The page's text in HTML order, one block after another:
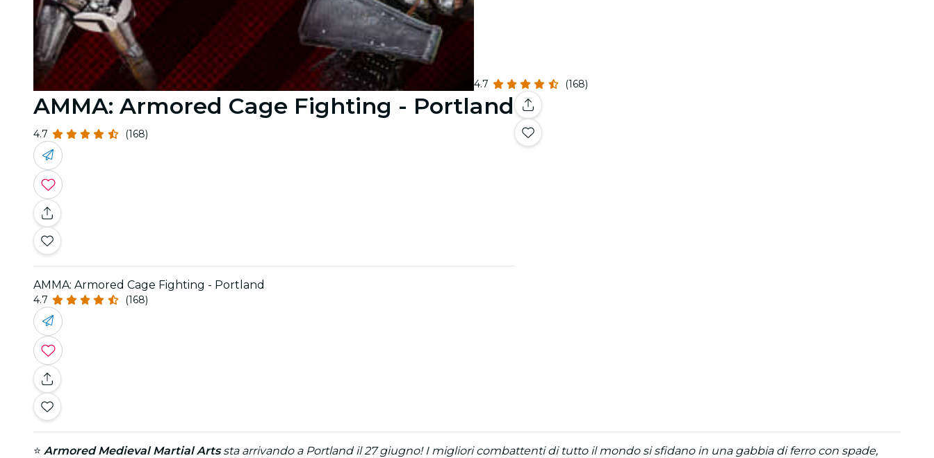
4.7 (168)
AMMA: Armored Cage Fighting - Portland
4.7 (168)
AMMA: Armored Cage Fighting - Portland
4.7 (168)
⭐ Armored Medieval Martial Artssta arrivando a Portland il 27 giugno! I migliori combattenti di tutto il mondo si sfidano in una gabbia di ferro con spade,